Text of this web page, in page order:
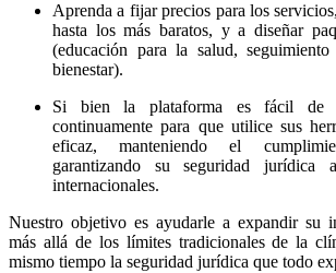
Aprenda a fijar precios para los
hasta los más baratos, y a diseñar
(educación para la salud,
bienestar).
Si bien la plataforma es fácil de
continuamente para que utilice sus
eficaz, manteniendo el
garantizando su seguridad jurídica
internacionales.
Nuestro objetivo es ayudarle a expandir su
más allá de los límites tradicionales de la
mismo tiempo la seguridad jurídica que todo